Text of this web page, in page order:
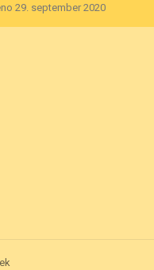
29. september 2020